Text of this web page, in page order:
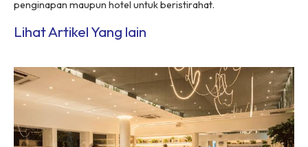
penginapan maupun hotel untuk beristirahat.
Lihat Artikel Yang lain